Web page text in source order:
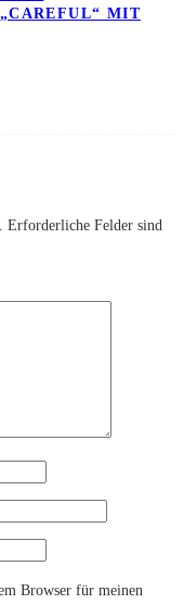
MIT
Erforderliche Felder sind
Browser für meinen